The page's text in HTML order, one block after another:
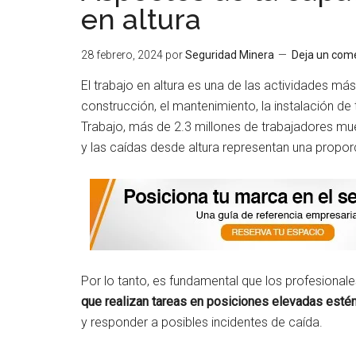
en altura
28 febrero, 2024 porSeguridad Minera Deja un
El trabajo en altura es una de las actividades
construcción, el mantenimiento, la instalación
Trabajo, más de 2.3 millones de trabajadores
y las caídas desde altura representan una
Por lo tanto, es fundamental que los
que realizan tareas en posiciones elevadas
y responder a posibles incidentes de caída.